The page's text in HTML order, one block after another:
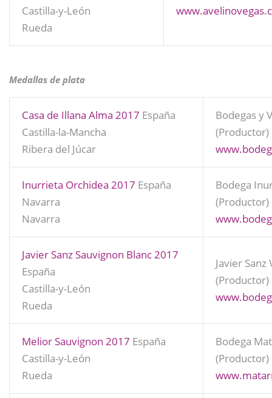
Castilla-y-León
Rueda
Medallas de plata
Casa de Illana Alma 2017 España
Castilla-la-Mancha
Ribera del Júcar
Bodegas y
(Productor)
Inurrieta Orchidea 2017 España
Navarra
Navarra
Bodega
(Productor)
Javier Sanz Sauvignon Blanc 2017
España
Castilla-y-León
Rueda
Javier Sanz
(Productor)
Melior Sauvignon 2017 España
Castilla-y-León
Rueda
Bodega
(Productor)